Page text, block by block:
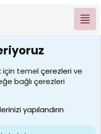
için temelçerezlerive
bağlı çerezleri
yapılandırın